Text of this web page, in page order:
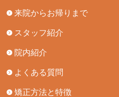
来院からお帰りまで
スタッフ紹介
院内紹介
よくある質問
矯正方法と特徴